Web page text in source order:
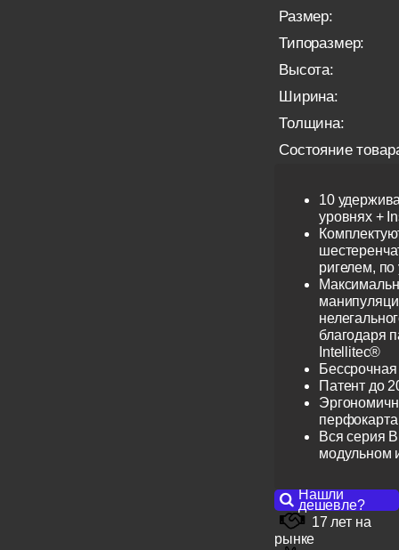
Размер:
Типоразмер:
Высота:
Ширина:
Толщина:
Состояние
10
уровнях +
ригелем,
благодаря
Intellitec®
Патент до
перфокарта
Вся серия
модульном
Нашли
дешевле?
17 лет на
рынке